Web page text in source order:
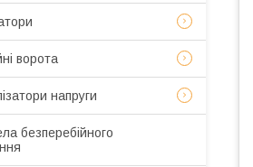
ворота
напруги
безперебійного